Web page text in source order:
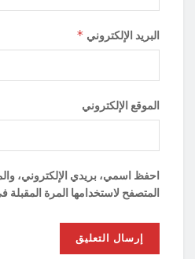
البريد الإلكتروني *
الموقع الإلكتروني
احفظ اسمي، بريدي الإلكتروني،
المتصفح لاستخدامها المرة المقبلة